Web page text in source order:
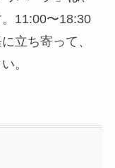
11:00〜18:30
立ち寄って、
。